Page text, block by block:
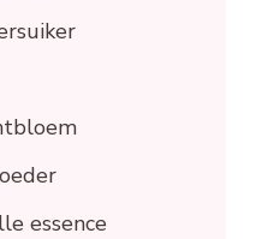
essence